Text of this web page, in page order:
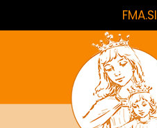
FMA.SI